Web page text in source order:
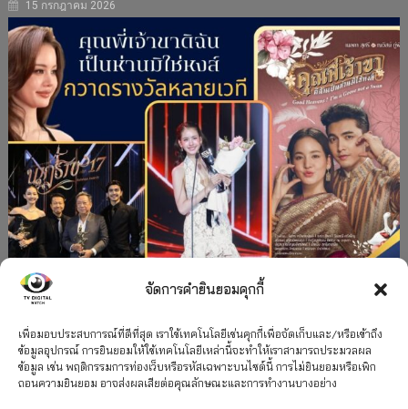
จัดการคำยินยอมคุกกี้
เพื่อมอบประสบการณ์ที่ดีที่สุด เราใช้เทคโนโลยีเช่นคุกกี้เพื่อจัดเก็บและ/หรือเข้าถึง
ข้อมูลอุปกรณ์ การยินยอมให้ใช้เทคโนโลยีเหล่านี้จะทำให้เราสามารถประมวลผล
ข้อมูล เช่น พฤติกรรมการท่องเว็บหรือรหัสเฉพาะบนไซต์นี้ การไม่ยินยอมหรือเพิก
ถอนความยินยอม อาจส่งผลเสียต่อคุณลักษณะและการทำงานบางอย่าง
15 กรกฎาคม 2026
”คุณพี่เจ้าขาดิฉันเป็นห่านมิใช่หงส์” กวาดรางวัล
เพียบ จาก 8 เวที